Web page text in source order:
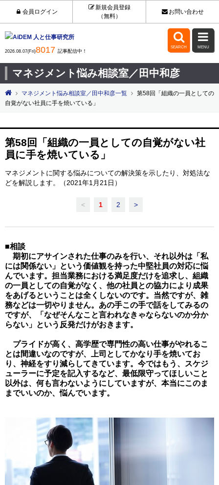
会員ログイン
新規会員登録
（無料）
お問い合わせ
2026.08.07(Fri)8017 記事配信中！

SEARCH

MENU
マネジメント悩み相談室／田中和彦
マネジメント悩み相談室／田中和彦一覧
第58回「組織の一員としての
自覚がない社員に手を焼いている」
第58回「組織の一員としての自覚がない社
員に手を焼いている」
マネジメントに関する悩みについての解決策を示したり、対処法な
どを解説します。（2021年1月21日）
< 1 2 >
■相談
期初にアサインされた仕事のみを行い、それ以外は「私
には関係ない」という価値観を持った中堅社員の対応に悩
んでいます。担当業務における満足度だけを追求し、組織
の一員としての自覚がなく、他の社員との協力により成果
をあげるということは全くしないのです。当然ですが、雑
務などは一切やりません。あの手この手で話をしてみるの
ですが、「なぜそんなこと言われなきゃならないのか分か
らない」という反発だけがおきます。
プライドが高く、高学歴で専門性の高い仕事がやれるこ
とは間違いなのですが、上司としてかなり手を焼いてお
り、神経をすり減らしてきています。今ではもう、スケジ
ューラーに予定を記入するなど、最低限守ってほしいこと
以外は、何も言わないようにしていますが、本当にこのま
までいいのか、悩んでいます。